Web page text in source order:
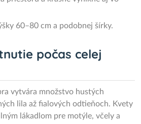
60–80 cm a podobnej šírky.
počas celej
vytvára množstvo hustých
lila až fialových odtieňoch. Kvety
lákadlom pre motýle, včely a